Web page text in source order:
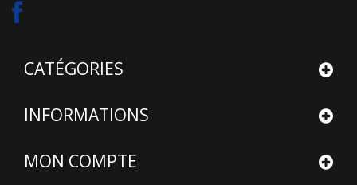
CATÉGORIES
INFORMATIONS
MON COMPTE